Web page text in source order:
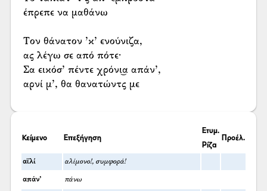
έπρεπε να μαθάνω
Τον θάνατον ’κ’ ενούνιζα,
ας λέγω σε από πότε·
Σα εικόσ’ πέντε χρόνι͜α απάν’,
αρνί μ’, θα θανατώντς με
Κείμενο Επεξήγηση
Ετυμ.
Ρίζα
Προέλ.
αϊλί αλίμονο!, συμφορά!
απάν’ πάνω